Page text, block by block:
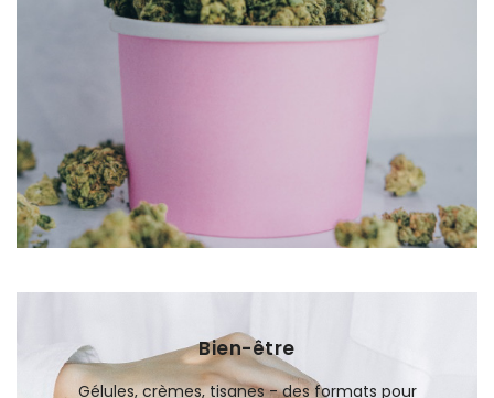
Bien-être
Gélules, crèmes, tisanes - des formats pour